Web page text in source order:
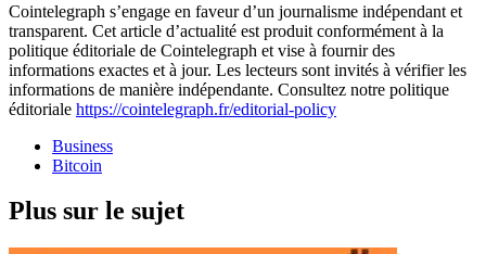
Cointelegraph s’engage en faveur d’un journalisme indépendant et
transparent. Cet article d’actualité est produit conformément à la
politique éditoriale de Cointelegraph et vise à fournir des
informations exactes et à jour. Les lecteurs sont invités à vérifier les
informations de manière indépendante. Consultez notre politique
éditoriale https://cointelegraph.fr/editorial-policy
Business
Bitcoin
Plus sur le sujet